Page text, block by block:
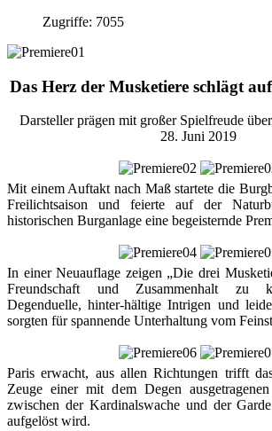
Zugriffe: 7055
Das Herz der Musketiere schlägt
Darsteller prägen mit großer Spielfreude
28. Juni 2019
Mit einem Auftakt nach Maß startete die
Freilichtsaison und feierte auf der
historischen Burganlage eine begeisternde
In einer Neuauflage zeigen „Die drei
Freundschaft und Zusammenhalt zu
Degenduelle, hinter-hältige Intrigen und
sorgten für spannende Unterhaltung vom
Paris erwacht, aus allen Richtungen trifft
Zeuge einer mit dem Degen ausgetragenen
zwischen der Kardinalswache und der
aufgelöst wird.